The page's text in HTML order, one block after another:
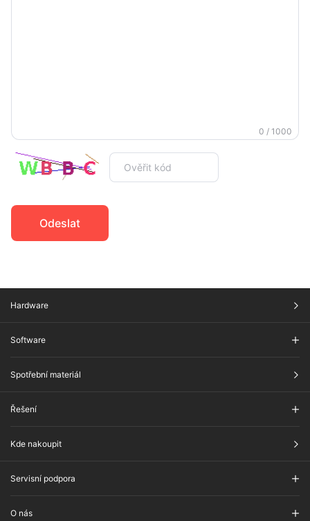
0 / 1000
Odeslat​
Hardware
Software
Spotřební materiál
Řešení
Kde nakoupit
Servisní podpora
O nás